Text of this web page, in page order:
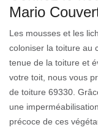
Mario
Les mousses et les
coloniser la toiture au
tenue de la toiture et
votre toit, nous vous
de toiture 69330.
une
précoce de ces